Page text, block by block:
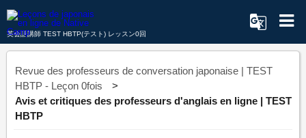
英会話講師 TEST HBTP(テスト) レッスン0回
Revue des professeurs de conversation japonaise | TEST
HBTP - Leçon 0fois
Avis et critiques des professeurs d'anglais en ligne | TEST
HBTP